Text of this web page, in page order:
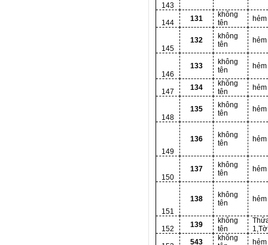
143
144 131
không
tên
145
132
không
tên
146
133
không
tên
147 134
không
tên
148
135
không
tên
149
136
không
tên
150
137
không
tên
151
138
không
tên
152 139
không
tên
543
không